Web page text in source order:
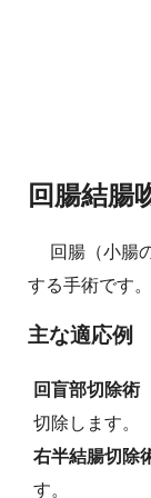
回腸結腸
回腸（小腸
する手術です。
主な適応例
回盲部切除術
切除します。
右半結腸切除
す。